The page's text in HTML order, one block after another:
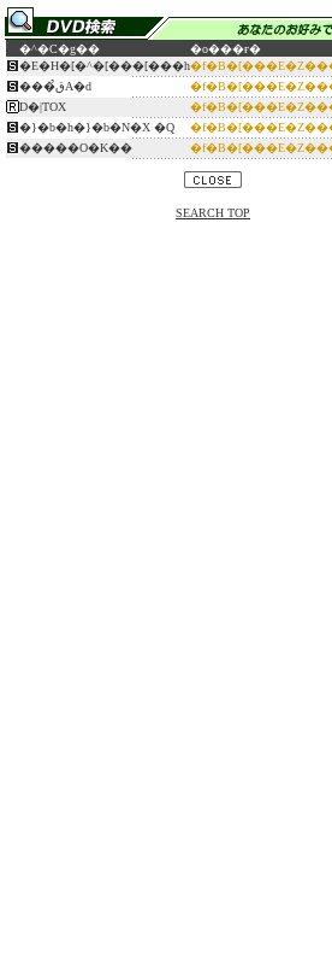
�^�C�g�� �o���ғ�
�E�H�[�^�[���[���h
���ق̉A�d
D�|TOX
�}�b�h�}�b�N�X �Q
�����O�K��
SEARCH TOP